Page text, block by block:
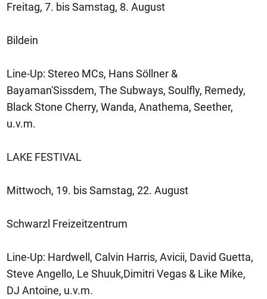
Freitag, 7. bis Samstag, 8. August
Bildein
Line-Up: Stereo MCs, Hans Söllner &
Bayaman'Sissdem, The Subways, Soulfly, Remedy,
Black Stone Cherry, Wanda, Anathema, Seether,
u.v.m.
LAKE FESTIVAL
Mittwoch, 19. bis Samstag, 22. August
Schwarzl Freizeitzentrum
Line-Up: Hardwell, Calvin Harris, Avicii, David Guetta,
Steve Angello, Le Shuuk,Dimitri Vegas & Like Mike,
DJ Antoine, u.v.m.